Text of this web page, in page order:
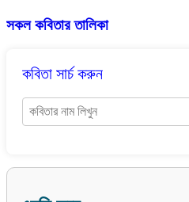
সকল কবিতার তালিকা
কবিতা সার্চ করুন